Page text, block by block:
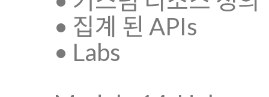
• 집계 된 APIs
• Labs